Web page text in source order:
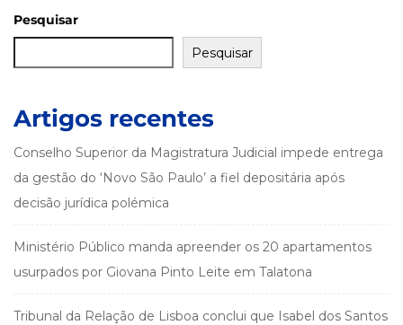
Pesquisar
Pesquisar
Artigos recentes
Conselho Superior da Magistratura Judicial impede entrega
da gestão do ‘Novo São Paulo’ a fiel depositária após
decisão jurídica polémica
Ministério Público manda apreender os 20 apartamentos
usurpados por Giovana Pinto Leite em Talatona
Tribunal da Relação de Lisboa conclui que Isabel dos Santos